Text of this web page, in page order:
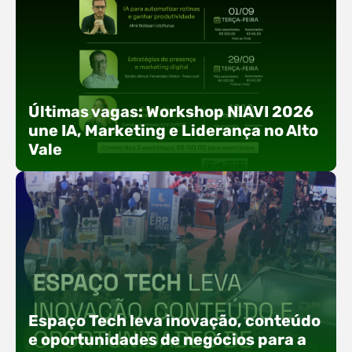
Últimas vagas: Workshop NIAVI 2026
une IA, Marketing e Liderança no Alto
Vale
Com o objetivo de impulsionar a produtividade, a
presença digital e a gestão nas empresas do
Alto Vale, o Núcleo de Tecnologia da Informação
(NIAVI), Polo ACATE-ACIRS, realiza a edição
Espaço Tech leva inovação, conteúdo
e oportunidades de negócios para a